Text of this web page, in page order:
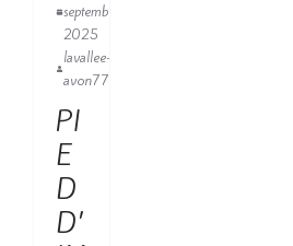
septembre
2025
lavallee-
avon77
PI
E
D
D’